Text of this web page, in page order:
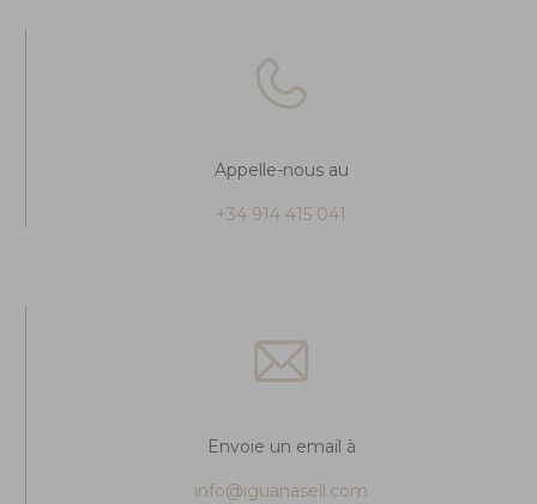
Appelle-nous au
+34 914 415 041
Envoie un email à
info@iguanasell.com